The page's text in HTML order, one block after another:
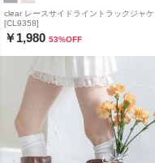
clear レースサイドライントラックジャケ
[CL9358]
￥1,980 53%OFF